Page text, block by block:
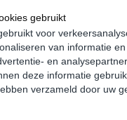
gebruikt
voor
van informatie
en
deze informatie
verzameld door uw